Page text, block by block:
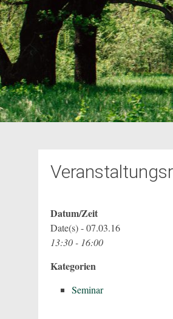
Datum/Zeit
Date(s) - 07.03.16
13:30 - 16:00
Kategorien
Seminar